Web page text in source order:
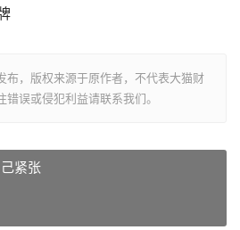
布，版权来源于原作者，不代表大猫财
误或侵犯利益请联系我们。
紧张